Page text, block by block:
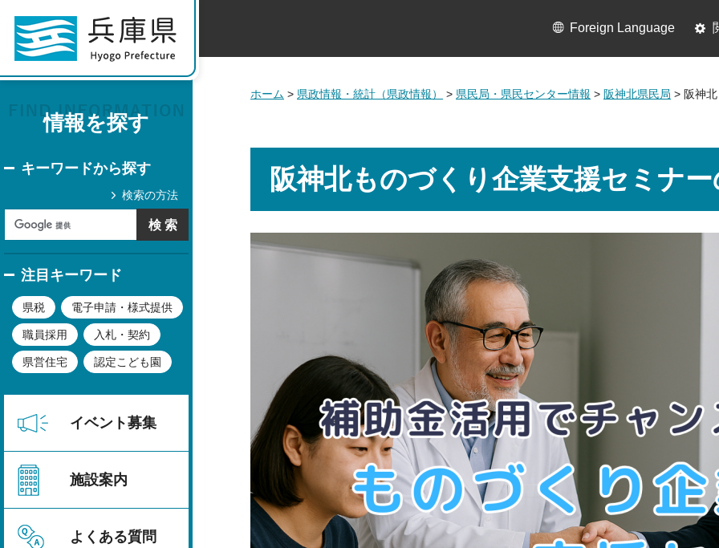
情報を探す
キーワードから探す
検索の方法
注目キーワード
県税 電子申請・様式提供
職員採用 入札・契約
県営住宅 認定こども園
イベント募集
施設案内
よくある質問
Foreign Language
ホーム > 県政情報・統計（県政情報） > 県民局・県民センター情報 > 阪神北県民局 > 阪神
阪神北ものづくり企業支援セミナ